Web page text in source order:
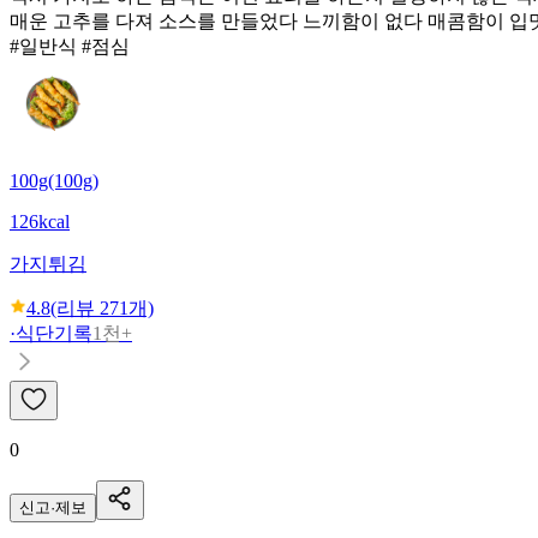
매운 고추를 다져 소스를 만들었다 느끼함이 없다 매콤함이 입
#일반식 #점심
100g(100g)
126kcal
가지튀김
4.8(리뷰 271개)
·식단기록1천+
0
신고·제보